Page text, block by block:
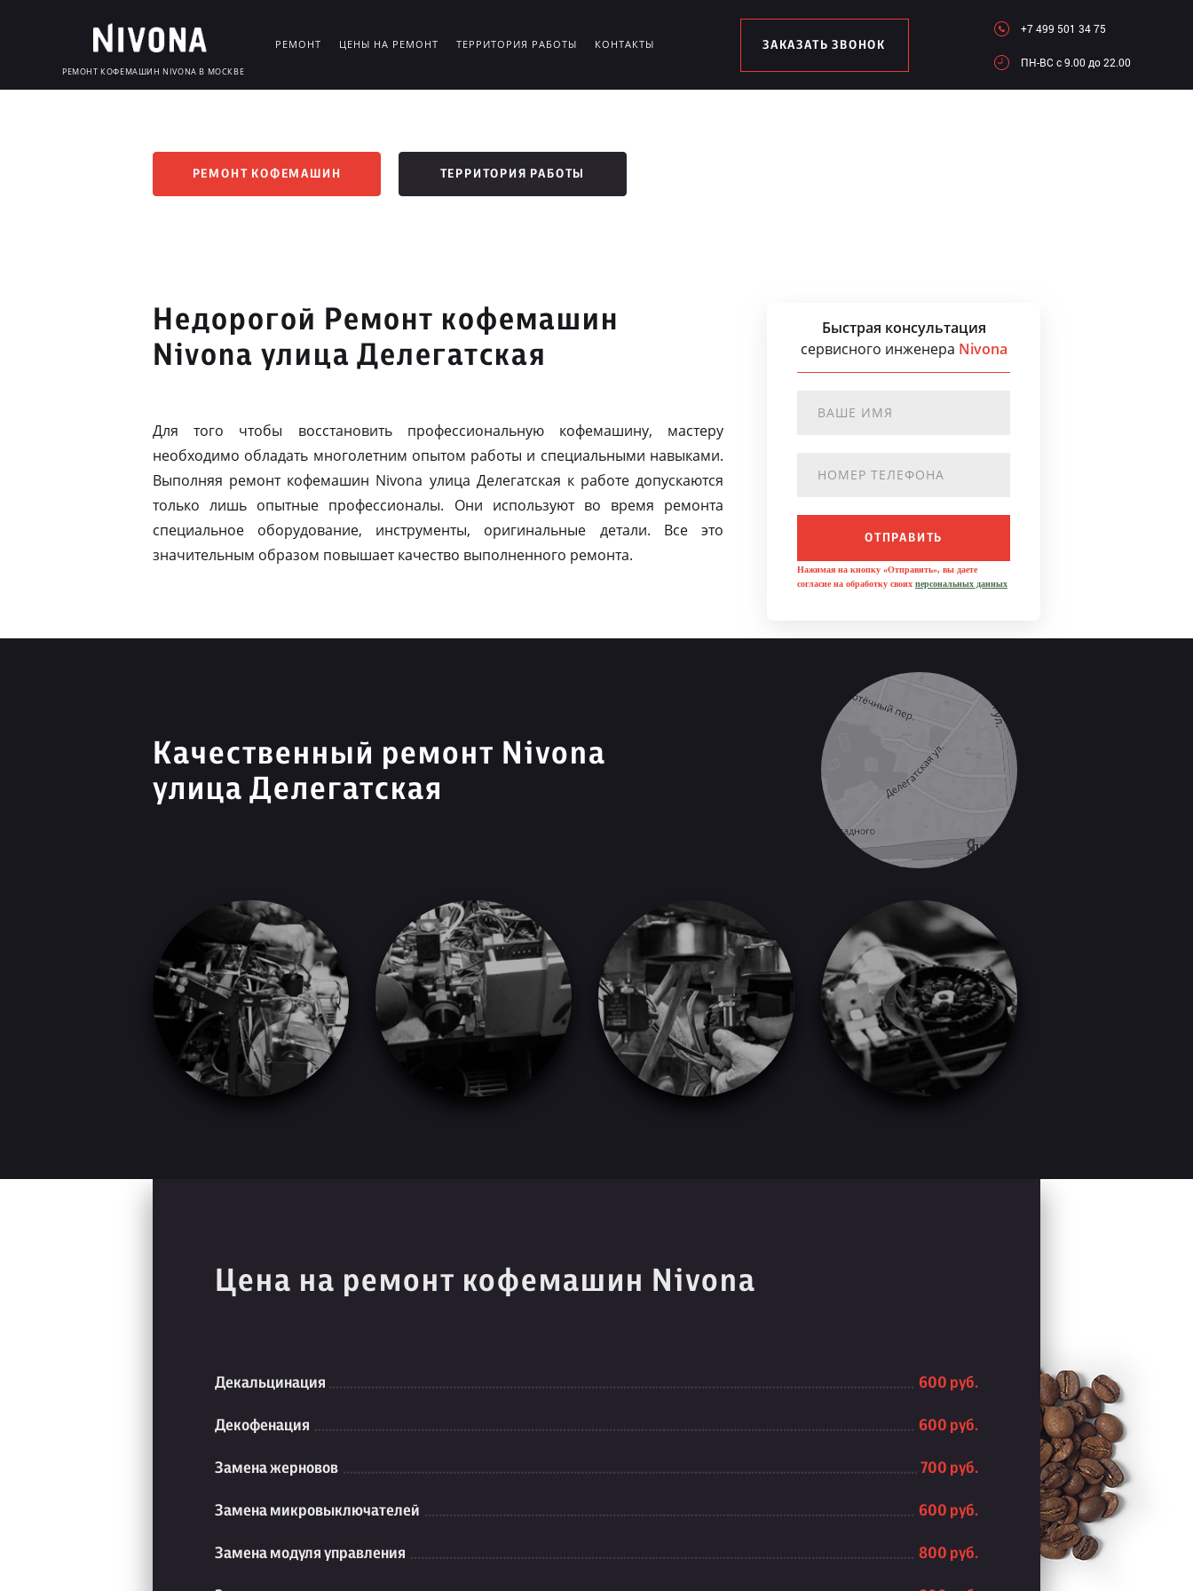
РЕМОНТ КОФЕМАШИН NIVONA В МОСКВЕ
РЕМОНТ ЦЕНЫ НА РЕМОНТ ТЕРРИТОРИЯ РАБОТЫ КОНТАКТЫ ЗАКАЗАТЬ ЗВОНОК
+7 499 501 34 75
ПН-ВC c 9.00 до 22.00
РЕМОНТ КОФЕМАШИН ТЕРРИТОРИЯ РАБОТЫ
Недорогой Ремонт кофемашин
Nivona улица Делегатская
Для того чтобы восстановить профессиональную кофемашину, мастеру
необходимо обладать многолетним опытом работы и специальными навыками.
Выполняя ремонт кофемашин Nivona улица Делегатская к работе допускаются
только лишь опытные профессионалы. Они используют во время ремонта
специальное оборудование, инструменты, оригинальные детали. Все это
значительным образом повышает качество выполненного ремонта.
Быстрая консультация
сервисного инженера Nivona
ОТПРАВИТЬ
Нажимая на кнопку «Отправить», вы даете
согласие на обработку своих персональных данных
Качественный ремонт Nivona
улица Делегатская
Цена на ремонт кофемашин Nivona
Декальцинация 600 руб.
Декофенация 600 руб.
Замена жерновов 700 руб.
Замена микровыключателей 600 руб.
Замена модуля управления 800 руб.